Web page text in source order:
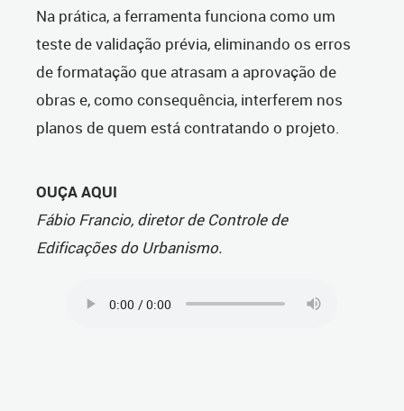
Na prática, a ferramenta funciona como um
teste de validação prévia, eliminando os erros
de formatação que atrasam a aprovação de
obras e, como consequência, interferem nos
planos de quem está contratando o projeto.
OUÇA AQUI
Fábio Francio, diretor de Controle de
Edificações do Urbanismo.